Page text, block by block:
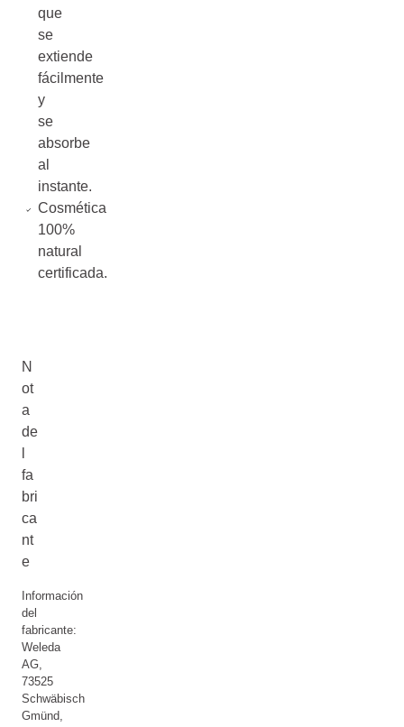
que
se
extiende
fácilmente
y
se
absorbe
al
instante.
Cosmética
100%
natural
certificada.
N
ot
a
de
fa
bri
ca
nt
e
Información
del
fabricante:
Weleda
AG,
73525
Schwäbisch
Gmünd,